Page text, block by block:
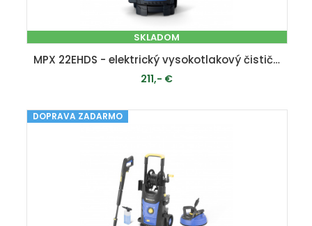
SKLADOM
MPX 22EHDS - elektrický vysokotlakový čistič 160 bar
211,- €
PRIDAŤ DO KOŠÍKA
DOPRAVA ZADARMO